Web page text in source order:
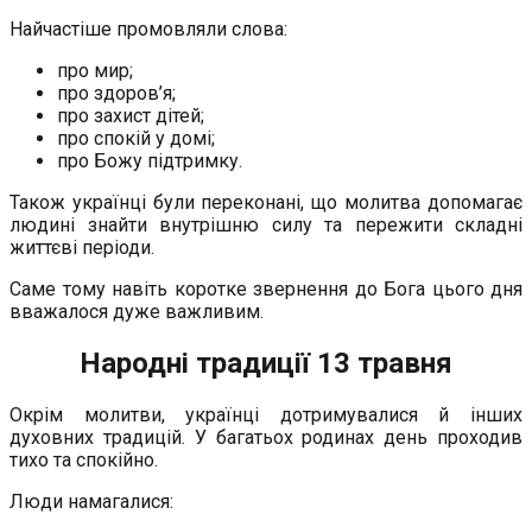
Найчастіше промовляли слова:
про мир;
про здоров’я;
про захист дітей;
про спокій у домі;
про Божу підтримку.
Також українці були переконані, що молитва допомагає
людині знайти внутрішню силу та пережити складні
життєві періоди.
Саме тому навіть коротке звернення до Бога цього дня
вважалося дуже важливим.
Народні традиції 13 травня
Окрім молитви, українці дотримувалися й інших
духовних традицій. У багатьох родинах день проходив
тихо та спокійно.
Люди намагалися: